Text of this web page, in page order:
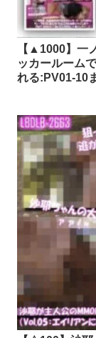
【▲1000】一
ッカールーム
れる:PV01-10
からノーパン